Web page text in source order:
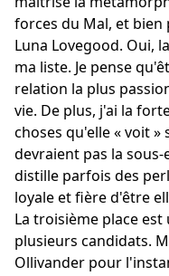
forces du Mal, et bien
Luna Lovegood. Oui,
ma liste. Je pense
relation la plus
vie. De plus, j'ai la
choses qu'elle « voit »
devraient pas la
distille parfois des
loyale et fière d'être
La troisième place
plusieurs candidats.
Ollivander pour